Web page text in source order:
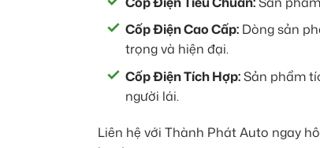
Cốp Điện Cao Cấp:Dòng sản
trọng và hiện đại.
Cốp Điện Tích Hợp:Sản phẩm
người lái.
Liên hệ với Thành Phát Auto ngay